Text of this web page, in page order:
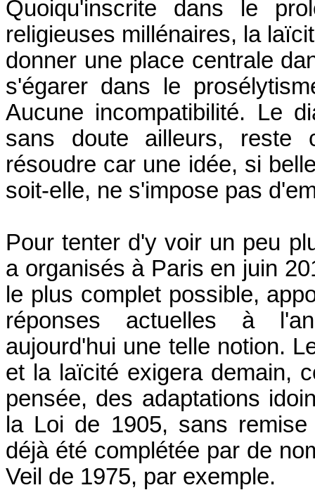
Quoiqu'inscrite dans le
religieuses millénaires, la
donner une place centrale
s'égarer dans le
Aucune incompatibilité. Le
sans doute ailleurs, reste
résoudre car une idée, si
soit-elle, ne s'impose pas
Pour tenter d'y voir un peu
a organisés à Paris en juin
le plus complet possible,
réponses actuelles à
aujourd'hui une telle notion.
et la laïcité exigera demain,
pensée, des adaptations
la Loi de 1905, sans
déjà été complétée par de
Veil de 1975, par exemple.